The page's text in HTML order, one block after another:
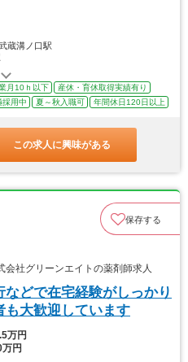
蔵溝ノ口駅
月10ｈ以下
産休・育休取得実績有り
採用中 夏～秋入職可 年間休日120日以上
この求人に興味がある
保存する
社グリーンエイトの薬剤師求人
などで在宅経験がしっかり
も大歓迎しています
万円
円